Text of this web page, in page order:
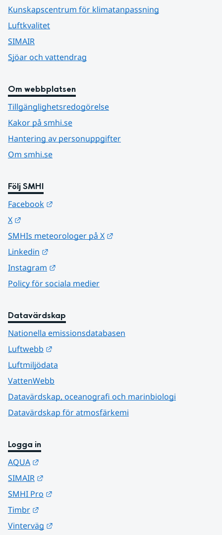
Kunskapscentrum för klimatanpassning
Luftkvalitet
SIMAIR
Sjöar och vattendrag
Om webbplatsen
Tillgänglighetsredogörelse
Kakor på smhi.se
Hantering av personuppgifter
Om smhi.se
Följ SMHI
Facebook
X
SMHIs meteorologer på X
Linkedin
Instagram
Policy för sociala medier
Datavärdskap
Nationella emissionsdatabasen
Luftwebb
Luftmiljödata
VattenWebb
Datavärdskap, oceanografi och marinbiologi
Datavärdskap för atmosfärkemi
Logga in
AQUA
SIMAIR
SMHI Pro
Timbr
Vinterväg